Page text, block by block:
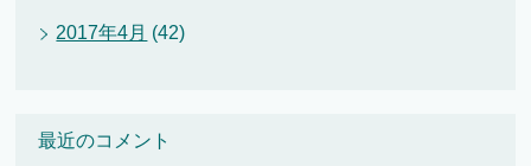
2017年4月 (42)
最近のコメント